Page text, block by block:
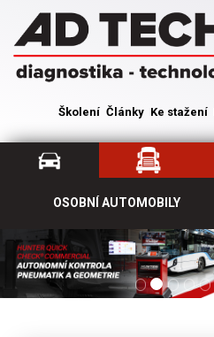
Školení Články Ke stažení
OSOBNÍ AUTOMOBILY